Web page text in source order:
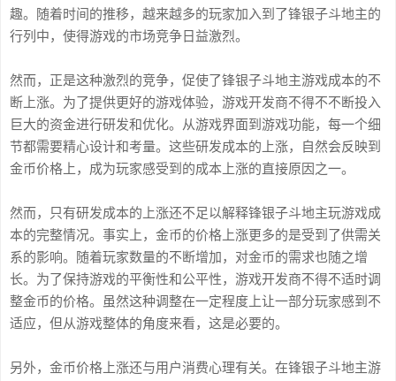
趣。随着时间的推移，越来越多的玩家加入到了锋银子斗地主的
行列中，使得游戏的市场竞争日益激烈。
然而，正是这种激烈的竞争，促使了锋银子斗地主游戏成本的不
断上涨。为了提供更好的游戏体验，游戏开发商不得不不断投入
巨大的资金进行研发和优化。从游戏界面到游戏功能，每一个细
节都需要精心设计和考量。这些研发成本的上涨，自然会反映到
金币价格上，成为玩家感受到的成本上涨的直接原因之一。
然而，只有研发成本的上涨还不足以解释锋银子斗地主玩游戏成
本的完整情况。事实上，金币的价格上涨更多的是受到了供需关
系的影响。随着玩家数量的不断增加，对金币的需求也随之增
长。为了保持游戏的平衡性和公平性，游戏开发商不得不适时调
整金币的价格。虽然这种调整在一定程度上让一部分玩家感到不
适应，但从游戏整体的角度来看，这是必要的。
另外，金币价格上涨还与用户消费心理有关。在锋银子斗地主游